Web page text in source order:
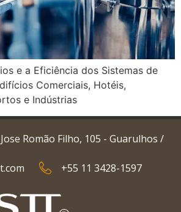
e a Eficiência dos Sistemas de
Comerciais, Hotéis,
e Indústrias
Romão Filho, 105 - Guarulhos /
+55 11 3428-1597